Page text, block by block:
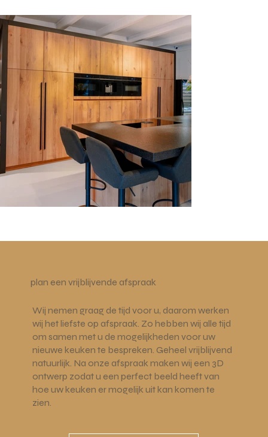
plan een vrijblijvende afspraak
Wij nemen graag de tijd voor u, daarom werken
wij het liefste op afspraak. Zo hebben wij alle tijd
om samen met u de mogelijkheden voor uw
nieuwe keuken te bespreken. Geheel vrijblijvend
natuurlijk. Na onze afspraak maken wij een 3D
ontwerp zodat u een perfect beeld heeft van
hoe uw keuken er mogelijk uit kan komen te
zien.